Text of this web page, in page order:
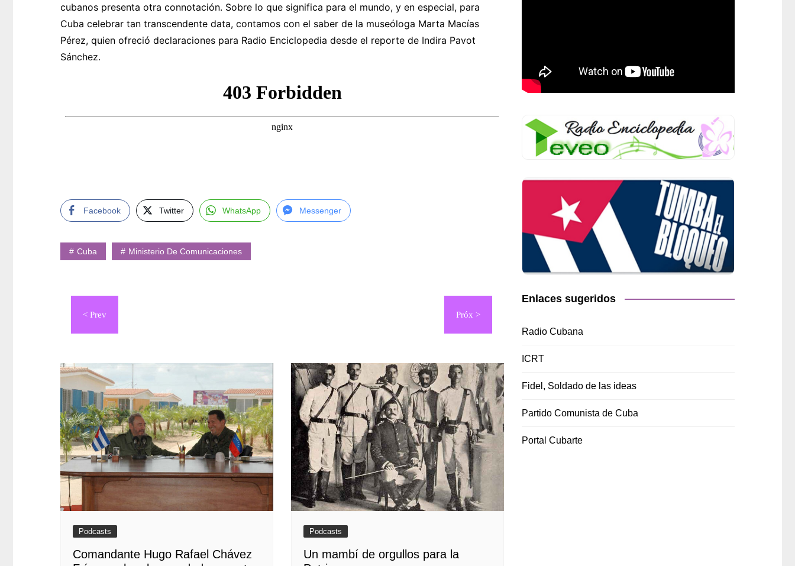
cubanos presenta otra connotación. Sobre lo que significa para el mundo, y en especial, para
Cuba celebrar tan transcendente data, contamos con el saber de la museóloga Marta Macías
Pérez, quien ofreció declaraciones para Radio Enciclopedia desde el reporte de Indira Pavot
Sánchez.
Facebook Twitter WhatsApp Messenger
Cuba Ministerio De Comunicaciones
Navegación
Podcasts
Comandante Hugo Rafael Chávez
Podcasts
Un mambí de orgullos para la
Enlaces sugeridos
Radio Cubana
ICRT
Fidel, Soldado de las ideas
Partido Comunista de Cuba
Portal Cubarte